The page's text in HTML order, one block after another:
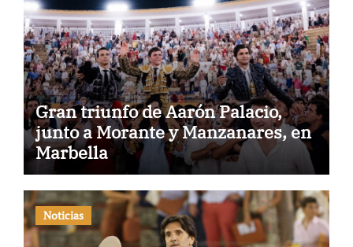
Gran triunfo de Aarón Palacio,
junto a Morante y Manzanares, en
Marbella
Noticias